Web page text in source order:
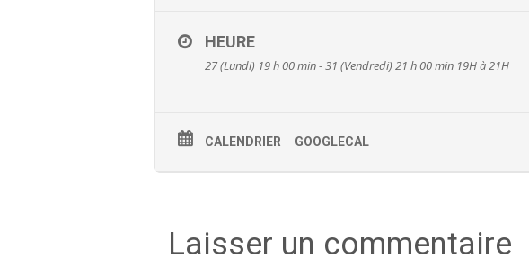
HEURE
27 (Lundi) 19 h 00 min - 31 (Vendredi) 21 h 00 min 19H à 21H
CALENDRIER GOOGLECAL
Laisser un commentaire